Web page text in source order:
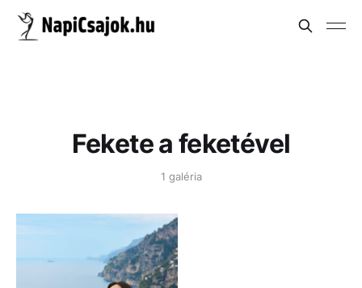
Fekete a feketével
1 galéria